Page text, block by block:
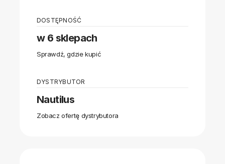
DOSTĘPNOŚĆ
w 6 sklepach
Sprawdź, gdzie kupić
DYSTRYBUTOR
Nautilus
Zobacz ofertę dystrybutora